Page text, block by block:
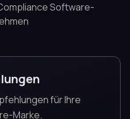
Software-
für Ihre
Marke.